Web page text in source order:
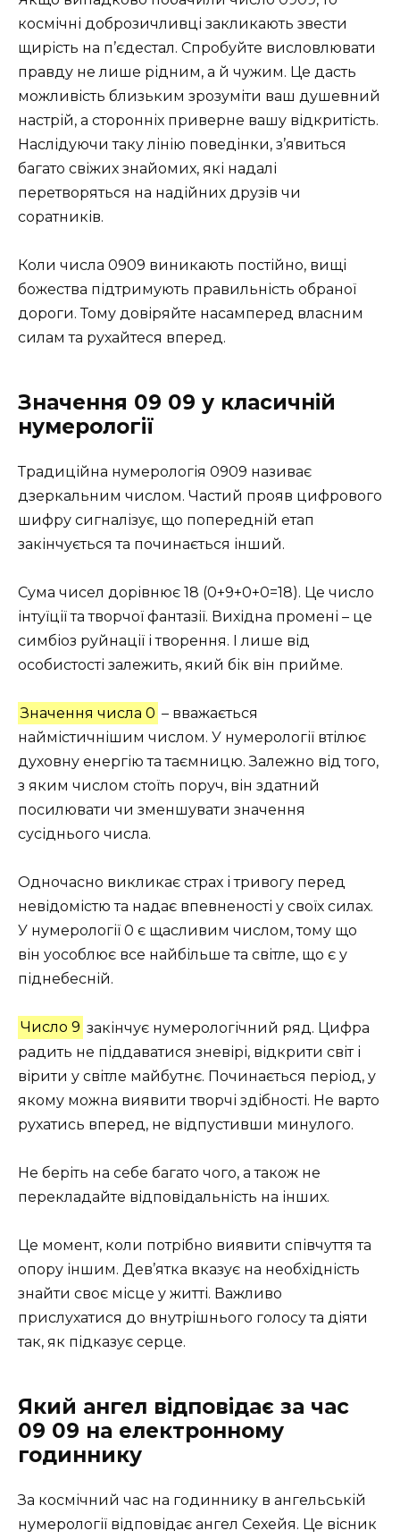
космічні доброзичливці закликають звести
щирість на п’єдестал. Спробуйте висловлювати
правду не лише рідним, а й чужим. Це дасть
можливість близьким зрозуміти ваш душевний
настрій, а сторонніх приверне вашу відкритість.
Наслідуючи таку лінію поведінки, з’явиться
багато свіжих знайомих, які надалі
перетворяться на надійних друзів чи
соратників.
Коли числа 0909 виникають постійно, вищі
божества підтримують правильність обраної
дороги. Тому довіряйте насамперед власним
силам та рухайтеся вперед.
Значення 09 09 у класичній
нумерології
Традиційна нумерологія 0909 називає
дзеркальним числом. Частий прояв цифрового
шифру сигналізує, що попередній етап
закінчується та починається інший.
Сума чисел дорівнює 18 (0+9+0+0=18). Це число
інтуїції та творчої фантазії. Вихідна промені – це
симбіоз руйнації і творення. І лише від
особистості залежить, який бік він прийме.
Значення числа 0 – вважається
наймістичнішим числом. У нумерології втілює
духовну енергію та таємницю. Залежно від того,
з яким числом стоїть поруч, він здатний
посилювати чи зменшувати значення
сусіднього числа.
Одночасно викликає страх і тривогу перед
невідомістю та надає впевненості у своїх силах.
У нумерології 0 є щасливим числом, тому що
він уособлює все найбільше та світле, що є у
піднебесній.
Число 9 закінчує нумерологічний ряд. Цифра
радить не піддаватися зневірі, відкрити світ і
вірити у світле майбутнє. Починається період, у
якому можна виявити творчі здібності. Не варто
рухатись вперед, не відпустивши минулого.
Не беріть на себе багато чого, а також не
перекладайте відповідальність на інших.
Це момент, коли потрібно виявити співчуття та
опору іншим. Дев’ятка вказує на необхідність
знайти своє місце у житті. Важливо
прислухатися до внутрішнього голосу та діяти
так, як підказує серце.
Який ангел відповідає за час
09 09 на електронному
годиннику
За космічний час на годиннику в ангельській
нумерології відповідає ангел Сехейя. Це вісник